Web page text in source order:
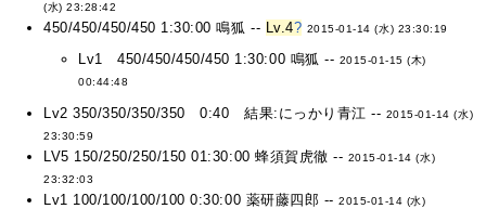
(水) 23:28:42
450/450/450/450 1:30:00 鳴狐 -- Lv.4? 2015-01-14 (水) 23:30:19
Lv1 450/450/450/450 1:30:00 鳴狐 -- 2015-01-15 (木)
00:44:48
Lv2 350/350/350/350 0:40 結果:にっかり青江 -- 2015-01-14 (水)
23:30:59
LV5 150/250/250/150 01:30:00 蜂須賀虎徹 -- 2015-01-14 (水)
23:32:03
Lv1 100/100/100/100 0:30:00 薬研藤四郎 --2015-01-14 (水)